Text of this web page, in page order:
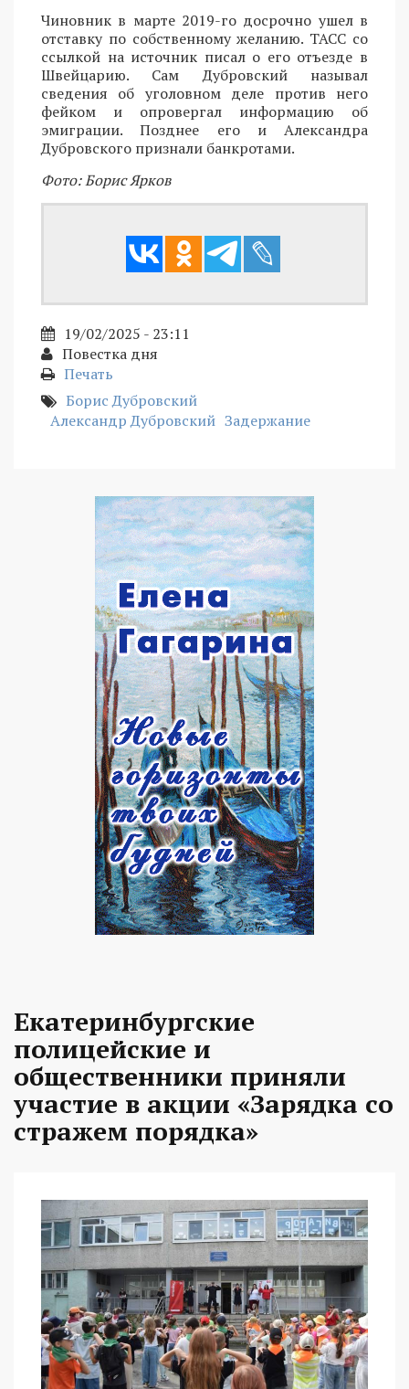
Чиновник в марте 2019-го досрочно ушел в
отставку по собственному желанию. ТАСС со
ссылкой на источник писал о его отъезде в
Швейцарию. Сам Дубровский называл
сведения об уголовном деле против него
фейком и опровергал информацию об
эмиграции. Позднее его и Александра
Дубровского признали банкротами.
Фото: Борис Ярков
19/02/2025 - 23:11
Повестка дня
Печать
Борис Дубровский
Александр Дубровский Задержание
Екатеринбургские
полицейские и
общественники приняли
участие в акции «Зарядка со
стражем порядка»